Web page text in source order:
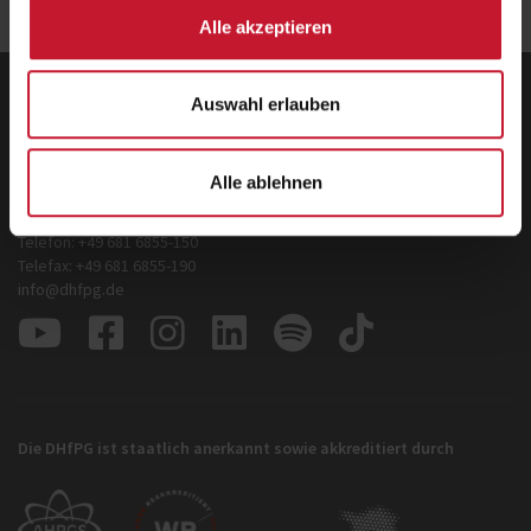
Alle akzeptieren
Auswahl erlauben
Alle ablehnen
Deutsche Hochschule für Prävention und
Gesundheitsmanagement GmbH
Hermann-Neuberger-Straße 3
66123 Saarbrücken
Telefon: +49 681 6855-150
Telefax: +49 681 6855-190
info@dhfpg.de
Die DHfPG ist staatlich anerkannt sowie akkreditiert durch